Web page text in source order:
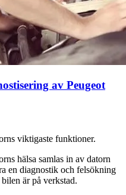
av Peugeot
viktigaste funktioner.
hälsa samlas in av datorn
en diagnostik och felsökning
är på verkstad.